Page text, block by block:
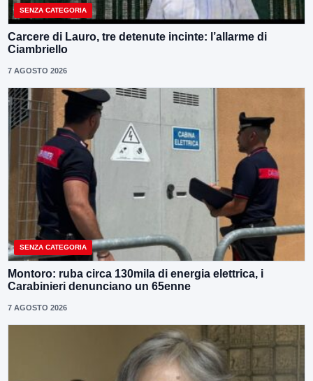
SENZA CATEGORIA
Carcere di Lauro, tre detenute incinte: l’allarme di
Ciambriello
7 AGOSTO 2026
SENZA CATEGORIA
Montoro: ruba circa 130mila di energia elettrica, i
Carabinieri denunciano un 65enne
7 AGOSTO 2026